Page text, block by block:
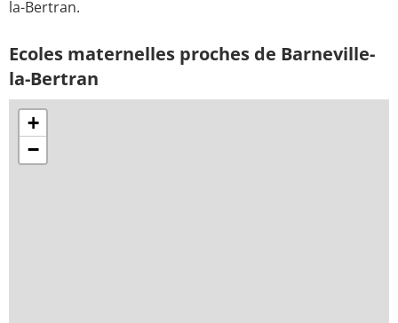
la-Bertran.
Ecoles maternelles proches de Barneville-
la-Bertran
+
−